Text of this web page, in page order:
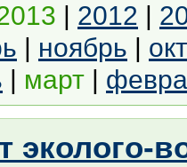
| 2012 |
| ноябрь |
| март |
эколого-